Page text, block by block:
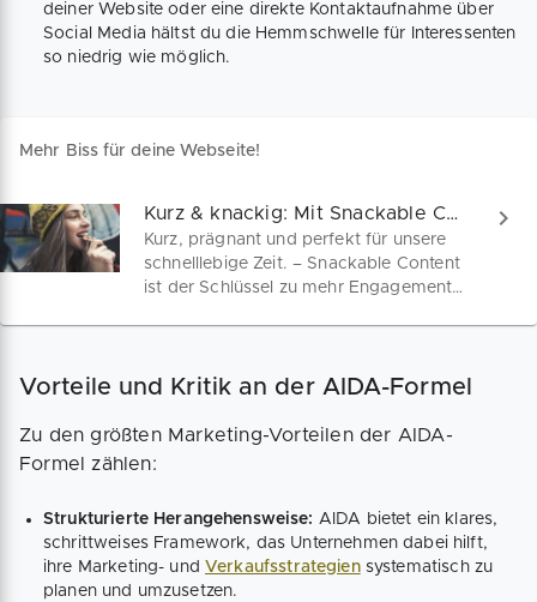
deiner Website oder eine direkte Kontaktaufnahme über
Social Media hältst du die Hemmschwelle für Interessenten
so niedrig wie möglich.
Mehr Biss für deine Webseite!
Kurz & knackig: Mit Snackable Content zu mehr Kunden
Kurz, prägnant und perfekt für unsere
schnelllebige Zeit. – Snackable Content
ist der Schlüssel zu mehr Engagement
Vorteile und Kritik an der AIDA-Formel
Zu den größten Marketing-Vorteilen der AIDA-
Formel zählen:
Strukturierte Herangehensweise: AIDA bietet ein klares,
schrittweises Framework, das Unternehmen dabei hilft,
ihre Marketing- und Verkaufsstrategiensystematisch zu
planen und umzusetzen.